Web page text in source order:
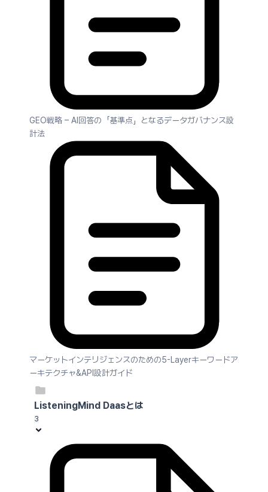
GEO戦略 – AI回答の「基準点」となるデータガバナンス設
計法
マーケットインテリジェンスのための5-Layerキーワードア
ーキテクチャ&API設計ガイド
ListeningMind Daasとは
3